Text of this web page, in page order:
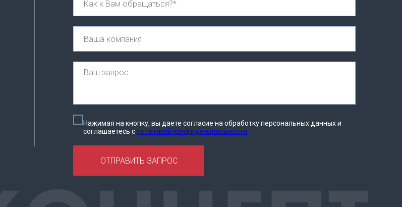
Нажимая на кнопку, вы даете согласие на обработку персональных данных и
соглашаетесь cполитикой конфиденциальности
ОТПРАВИТЬ ЗАПРОС